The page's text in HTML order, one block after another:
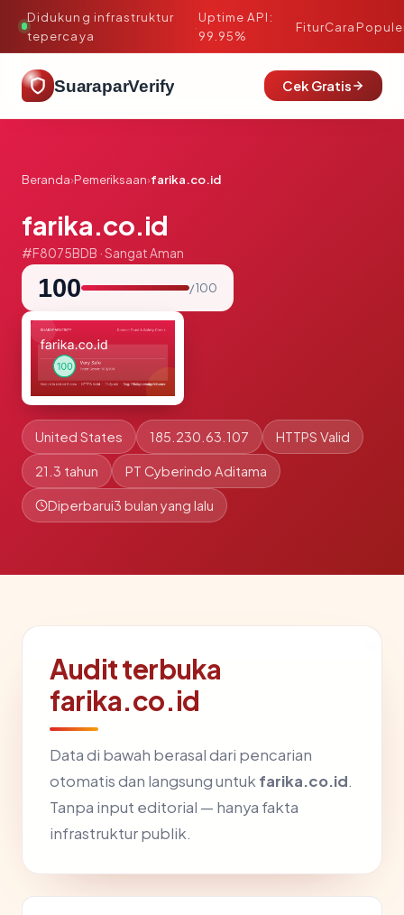
Didukung infrastruktur
tepercaya
·
Uptime API:
99.95%
FiturCara
SuaraparVerify Cek Gratis
Beranda›Pemeriksaan›farika.co.id
farika.co.id
#F8075BDB · Sangat Aman
100 / 100
United States 185.230.63.107 HTTPS Valid
21.3 tahun PT Cyberindo Aditama
Diperbarui3 bulan yang lalu
Audit terbuka
farika.co.id
Data di bawah berasal dari pencarian
otomatis dan langsung untuk farika.co.id.
Tanpa input editorial — hanya fakta
infrastruktur publik.